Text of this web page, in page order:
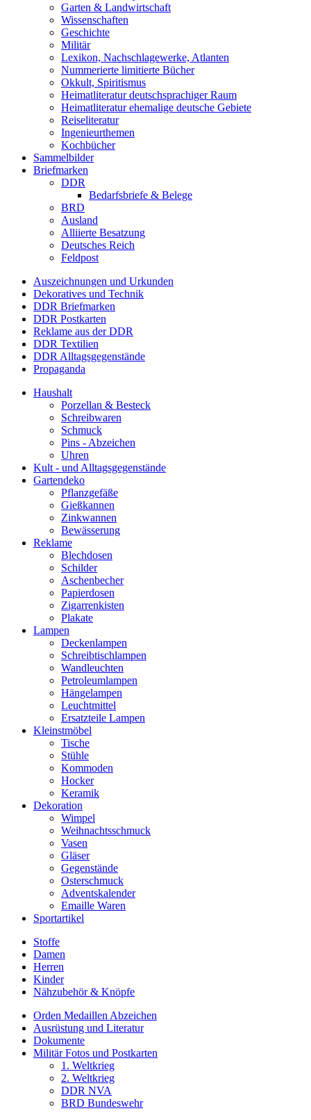
Garten & Landwirtschaft
Wissenschaften
Geschichte
Militär
Lexikon, Nachschlagewerke, Atlanten
Nummerierte limitierte Bücher
Okkult, Spiritismus
Heimatliteratur deutschsprachiger Raum
Heimatliteratur ehemalige deutsche Gebiete
Reiseliteratur
Ingenieurthemen
Kochbücher
Sammelbilder
Briefmarken
DDR
Bedarfsbriefe & Belege
BRD
Ausland
Alliierte Besatzung
Deutsches Reich
Feldpost
Auszeichnungen und Urkunden
Dekoratives und Technik
DDR Briefmarken
DDR Postkarten
Reklame aus der DDR
DDR Textilien
DDR Alltagsgegenstände
Propaganda
Haushalt
Porzellan & Besteck
Schreibwaren
Schmuck
Pins - Abzeichen
Uhren
Kult - und Alltagsgegenstände
Gartendeko
Pflanzgefäße
Gießkannen
Zinkwannen
Bewässerung
Reklame
Blechdosen
Schilder
Aschenbecher
Papierdosen
Zigarrenkisten
Plakate
Lampen
Deckenlampen
Schreibtischlampen
Wandleuchten
Petroleumlampen
Hängelampen
Leuchtmittel
Ersatzteile Lampen
Kleinstmöbel
Tische
Stühle
Kommoden
Hocker
Keramik
Dekoration
Wimpel
Weihnachtsschmuck
Vasen
Gläser
Gegenstände
Osterschmuck
Adventskalender
Emaille Waren
Sportartikel
Stoffe
Damen
Herren
Kinder
Nähzubehör & Knöpfe
Orden Medaillen Abzeichen
Ausrüstung und Literatur
Dokumente
Militär Fotos und Postkarten
1. Weltkrieg
2. Weltkrieg
DDR NVA
BRD Bundeswehr